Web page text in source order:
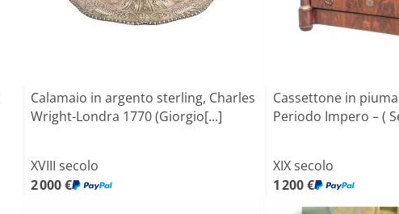
Calamaio in argento sterling, Charles
Wright-Londra 1770 (Giorgio[...]
XVIII secolo
2 000 €
Cassettone in
Periodo Impero – (
XIX secolo
1 200 €